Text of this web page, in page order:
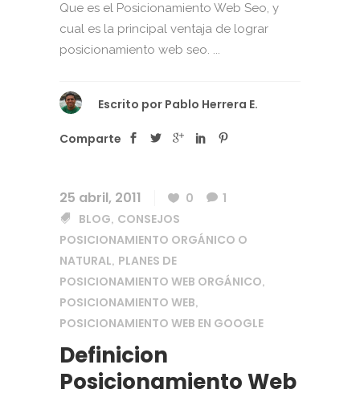
Que es el Posicionamiento Web Seo, y
cual es la principal ventaja de lograr
posicionamiento web seo. ...
Escrito por Pablo Herrera E.
Comparte
25 abril, 2011 0
1
BLOG, CONSEJOS
POSICIONAMIENTO ORGÁNICO O
NATURAL, PLANES DE
POSICIONAMIENTO WEB ORGÁNICO,
POSICIONAMIENTO WEB,
POSICIONAMIENTO WEB EN GOOGLE
Definicion
Posicionamiento Web